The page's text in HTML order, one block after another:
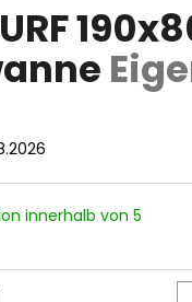
innerhalb von 5